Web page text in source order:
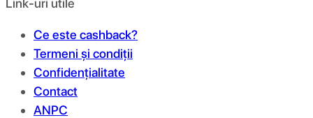
Link-uri utile
Ce este cashback?
Termeni și condiții
Confidențialitate
Contact
ANPC